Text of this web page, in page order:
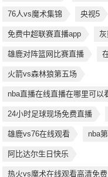
76人vs魔术集锦 央视5
免费中超联赛直播app
雄鹿对阵篮网比赛直播
火箭vs森林狼第五场
nba直播在线直播在哪里可以
24小时足球现场免费直播
雄鹿vs76在线观看 nba
阿比达尔生日快乐
热火vs魔术在线观看高清免费